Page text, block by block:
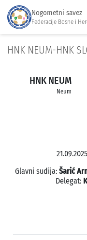
Nogometni savez
Federacije Bosne i
HNK NEUM-HNK
HNK NEUM
Neum
Glavni sudija: Šarić
Delegat: